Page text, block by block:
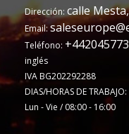
Dirección: calle
Email:
Teléfono:
inglés
IVA BG202292288
DIAS/HORAS DE TRABAJO:
Lun - Vie / 08:00 - 16:00